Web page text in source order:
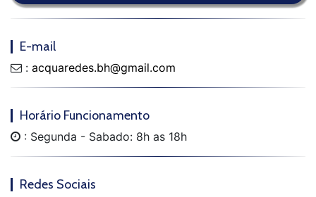
E-mail
: acquaredes.bh@gmail.com
Horário Funcionamento
: Segunda - Sabado: 8h as 18h
Redes Sociais